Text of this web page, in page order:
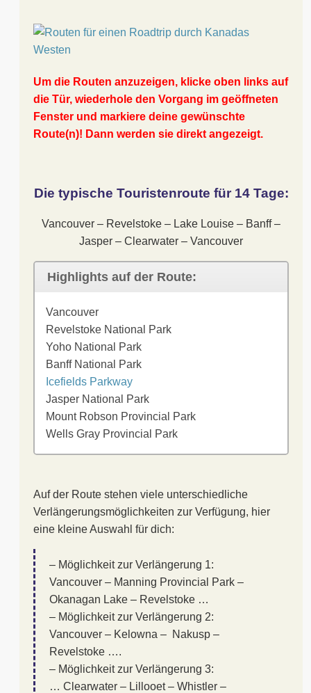
Um die Routen anzuzeigen, klicke oben links auf
die Tür, wiederhole den Vorgang im geöffneten
Fenster und markiere deine gewünschte
Route(n)! Dann werden sie direkt angezeigt.
Die typische Touristenroute für 14 Tage:
Vancouver – Revelstoke – Lake Louise – Banff –
Jasper – Clearwater – Vancouver
Highlights auf der Route:
Vancouver
Revelstoke National Park
Yoho National Park
Banff National Park
Icefields Parkway
Jasper National Park
Mount Robson Provincial Park
Wells Gray Provincial Park
Auf der Route stehen viele unterschiedliche
Verlängerungsmöglichkeiten zur Verfügung, hier
eine kleine Auswahl für dich:
– Möglichkeit zur Verlängerung 1:
Vancouver – Manning Provincial Park –
Okanagan Lake – Revelstoke …
– Möglichkeit zur Verlängerung 2:
Vancouver – Kelowna – Nakusp –
Revelstoke ….
– Möglichkeit zur Verlängerung 3:
… Clearwater – Lillooet – Whistler –